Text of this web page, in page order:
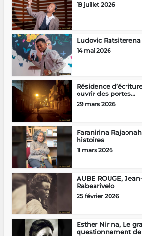
18 juillet 2026
Ludovic
14 mai 2026
Résidence
ouvrir des portes...
29 mars 2026
Faranirina
histoires
11 mars 2026
AUBE ROUGE,
Rabearivelo
25 février 2026
Esther Nirina, Le
questionnement de